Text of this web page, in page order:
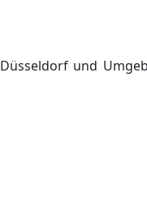
und